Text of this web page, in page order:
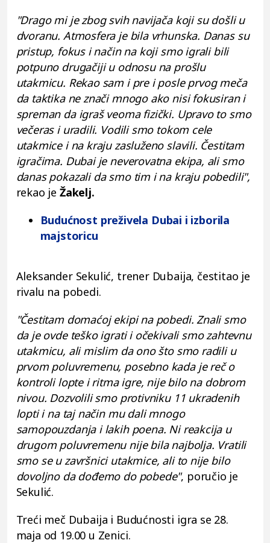
"Drago mi je zbog svih navijača koji su došli u
dvoranu. Atmosfera je bila vrhunska. Danas su
pristup, fokus i način na koji smo igrali bili
potpuno drugačiji u odnosu na prošlu
utakmicu. Rekao sam i pre i posle prvog meča
da taktika ne znači mnogo ako nisi fokusiran i
spreman da igraš veoma fizički. Upravo to smo
večeras i uradili. Vodili smo tokom cele
utakmice i na kraju zasluženo slavili. Čestitam
igračima. Dubai je neverovatna ekipa, ali smo
danas pokazali da smo tim i na kraju pobedili",
rekao je Žakelj.
Budućnost preživela Dubai i izborila
majstoricu
Aleksander Sekulić, trener Dubaija, čestitao je
rivalu na pobedi.
"Čestitam domaćoj ekipi na pobedi. Znali smo
da je ovde teško igrati i očekivali smo zahtevnu
utakmicu, ali mislim da ono što smo radili u
prvom poluvremenu, posebno kada je reč o
kontroli lopte i ritma igre, nije bilo na dobrom
nivou. Dozvolili smo protivniku 11 ukradenih
lopti i na taj način mu dali mnogo
samopouzdanja i lakih poena. Ni reakcija u
drugom poluvremenu nije bila najbolja. Vratili
smo se u završnici utakmice, ali to nije bilo
dovoljno da dođemo do pobede", poručio je
Sekulić.
Treći meč Dubaija i Budućnosti igra se 28.
maja od 19.00 u Zenici.